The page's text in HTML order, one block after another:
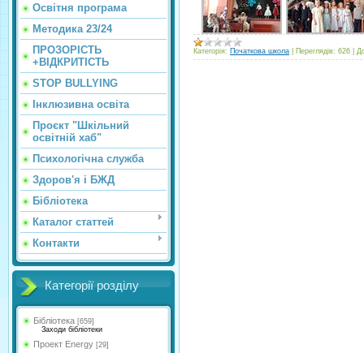
Освітня програма
Методика 23/24
ПРОЗОРІСТЬ
+ВІДКРИТІСТЬ
STOP BULLYING
Інклюзивна освіта
Проєкт "Шкільний
освітній хаб"
Психологічна служба
Здоров'я і БЖД
Бібліотека
Каталог статтей
Контакти
Категорії розділу
Бібліотека [659]
Заходи бібліотеки
Проект Energy [29]
Категорія: Початкова школа Переглядів: 626